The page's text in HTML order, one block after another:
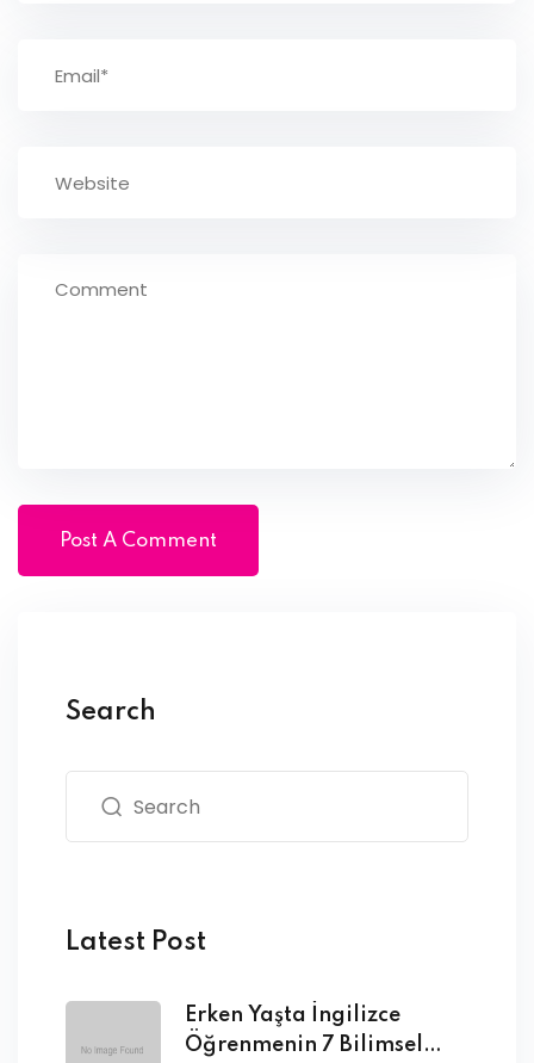
Search
Latest Post
Erken Yaşta İngilizce
Öğrenmenin 7 Bilimsel